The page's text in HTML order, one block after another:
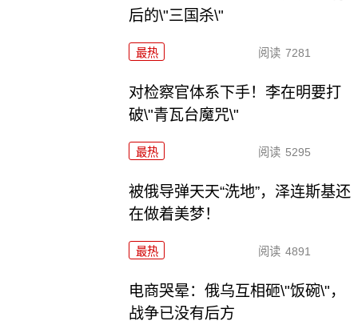
后的\"三国杀\"
最热 阅读 7281
对检察官体系下手！李在明要打
破\"青瓦台魔咒\"
最热 阅读 5295
被俄导弹天天“洗地”，泽连斯基还
在做着美梦！
最热 阅读 4891
电商哭晕：俄乌互相砸\"饭碗\"，
战争已没有后方